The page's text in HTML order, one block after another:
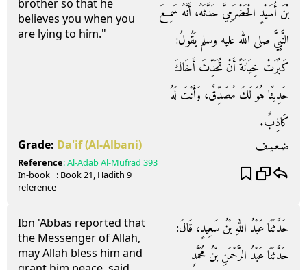
brother so that he
believes you when you
are lying to him."
بْنَ أُسَيْدٍ الْحَضْرَمِيَّ حَدَّثَهُ، أَنَّهُ سَمِعَ
النَّبِيَّ صلى الله عليه وسلم يَقُولُ‏:‏
كَبُرَتْ خِيَانَةً أَنْ تُحَدِّثَ أَخَاكَ
حَدِيثًا هُوَ لَكَ مُصَدِّقٌ، وَأَنْتَ لَهُ
كَاذِبٌ‏.‏
Grade: Da'if(Al-Albani) ضـعـيـف
Reference:Al-Adab Al-Mufrad 393
In-book
reference
: Book21, Hadith 9
Ibn 'Abbas reported that
the Messenger of Allah,
may Allah bless him and
حَدَّثَنَا عَبْدُ اللهِ بْنُ سَعِيدٍ، قَالَ‏:‏
حَدَّثَنَا عَبْدُ الرَّحْمَنِ بْنُ مُحَمَّدٍ